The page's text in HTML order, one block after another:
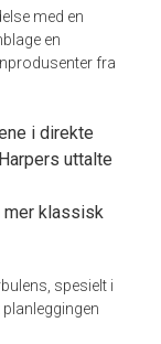
med en
en
fra
i direkte
uttalte
mer klassisk
spesielt i